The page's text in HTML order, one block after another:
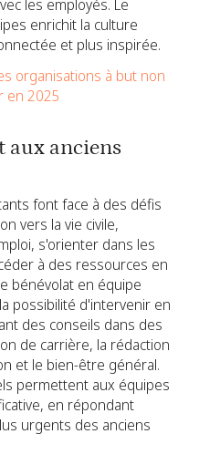
les employés. Le
enrichit la culture
et plus inspirée.
organisations à but non
en 2025
anciens
font face à des défis
vers la vie civile,
s'orienter dans les
à des ressources en
bénévolat en équipe
possibilité d'intervenir en
des conseils dans des
de carrière, la rédaction
et le bien-être général.
permettent aux équipes
en répondant
urgents des anciens